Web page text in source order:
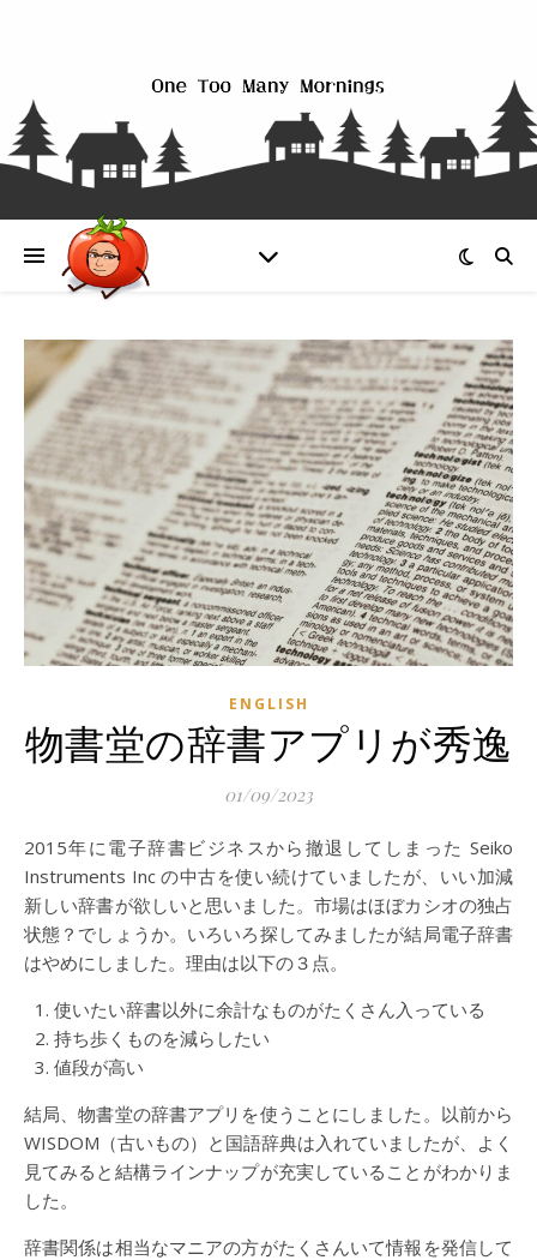
ENGLISH
物書堂の辞書アプリが秀逸
01/09/2023
2015年に電子辞書ビジネスから撤退してしまった Seiko
Instruments Inc の中古を使い続けていましたが、いい加減
新しい辞書が欲しいと思いました。市場はほぼカシオの独占
状態？でしょうか。いろいろ探してみましたが結局電子辞書
はやめにしました。理由は以下の３点。
使いたい辞書以外に余計なものがたくさん入っている
持ち歩くものを減らしたい
値段が高い
結局、物書堂の辞書アプリを使うことにしました。以前から
WISDOM（古いもの）と国語辞典は入れていましたが、よく
見てみると結構ラインナップが充実していることがわかりま
した。
辞書関係は相当なマニアの方がたくさんいて情報を発信して